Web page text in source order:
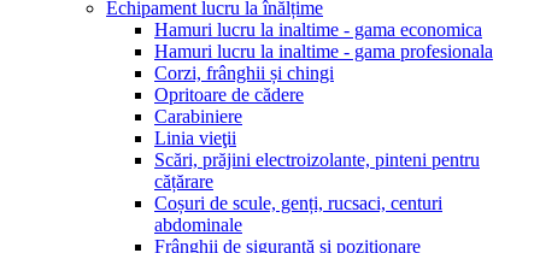
Echipament lucru la înălțime
Hamuri lucru la inaltime - gama economica
Hamuri lucru la inaltime - gama profesionala
Corzi, frânghii și chingi
Opritoare de cădere
Carabiniere
Linia vieţii
Scări, prăjini electroizolante, pinteni pentru
cățărare
Coșuri de scule, genți, rucsaci, centuri
abdominale
Frânghii de siguranță și poziționare